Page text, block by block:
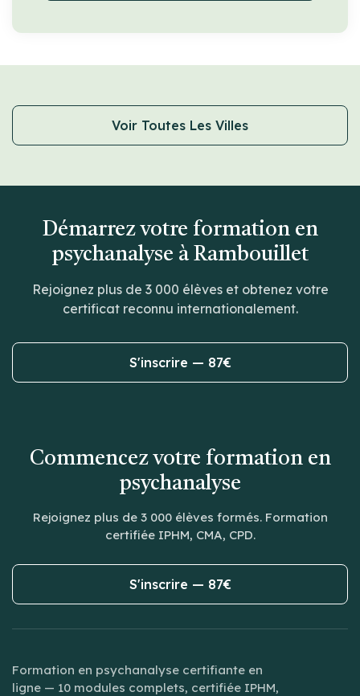
Voir Toutes Les Villes
Démarrez votre formation en
psychanalyse à Rambouillet
Rejoignez plus de 3 000 élèves et obtenez votre
certificat reconnu internationalement.
S'inscrire — 87€
Commencez votre formation en
psychanalyse
Rejoignez plus de 3 000 élèves formés. Formation
certifiée IPHM, CMA, CPD.
S'inscrire — 87€
Formation en psychanalyse certifiante en
ligne — 10 modules complets, certifiée IPHM,